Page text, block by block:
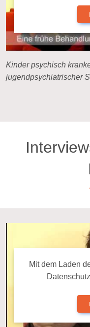
Kinder psychisch
jugendpsychiatrischer
Mit dem La­den